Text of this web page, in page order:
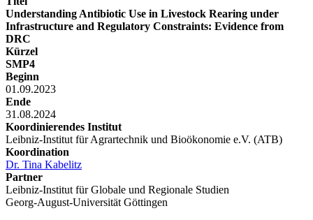
Understanding Antibiotic Use in Livestock Rearing under
Infrastructure and Regulatory Constraints: Evidence from
DRC
Kürzel
SMP4
Beginn
01.09.2023
Ende
31.08.2024
Koordinierendes Institut
Leibniz-Institut für Agrartechnik und Bioökonomie e.V. (ATB)
Koordination
Dr. Tina Kabelitz
Partner
Leibniz-Institut für Globale und Regionale Studien
Georg-August-Universität Göttingen